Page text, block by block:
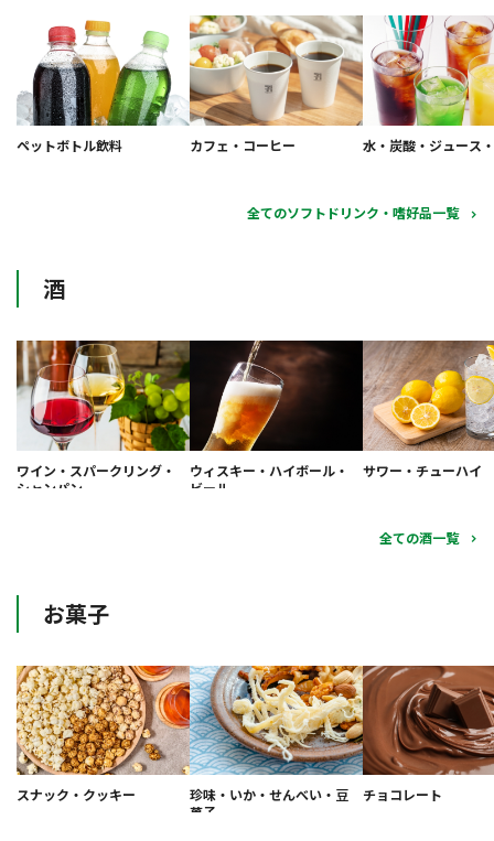
ペットボトル飲料 カフェ・コーヒー 水・炭酸・ジュース
全てのソフトドリンク・嗜好品一覧
酒
ワイン・スパークリング・
シャンパン
ウィスキー・ハイボール・
ビール
サワー・チューハイ
全ての酒一覧
お菓子
スナック・クッキー
珍味・いか・せんべい・豆
菓子
チョコレート